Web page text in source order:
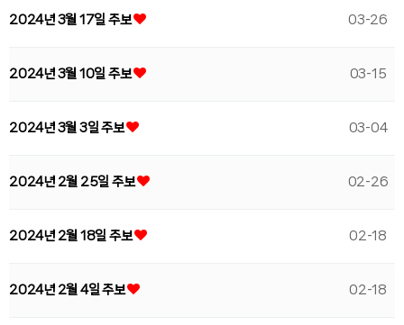
2024년 3월 17일 주보 03-26
2024년 3월 10일 주보 03-15
2024년 3월 3일 주보 03-04
2024년 2월 25일 주보 02-26
2024년 2월 18일 주보 02-18
2024년 2월 4일 주보 02-18